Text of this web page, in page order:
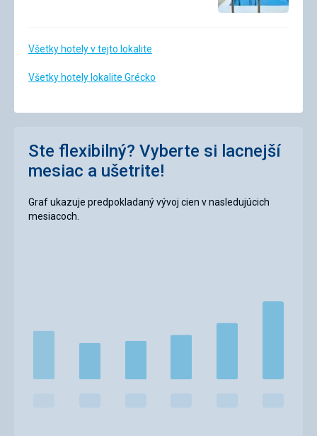
Všetky hotely v tejto lokalite
Všetky hotely lokalite Grécko
Ste flexibilný? Vyberte si lacnejší
mesiac a ušetrite!
Graf ukazuje predpokladaný vývoj cien v nasledujúcich
mesiacoch.